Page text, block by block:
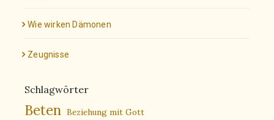
Wie wirken Dämonen
Zeugnisse
Schlagwörter
Beten Beziehung mit Gott